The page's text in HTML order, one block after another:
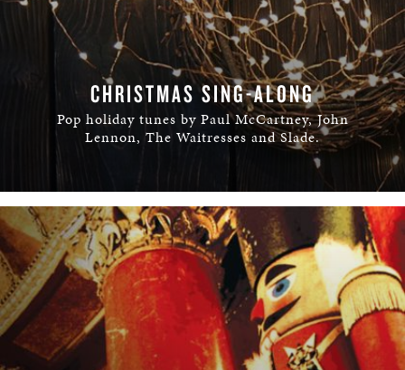
CHRISTMAS SING-ALONG
Pop holiday tunes by Paul McCartney, John
Lennon, The Waitresses and Slade.